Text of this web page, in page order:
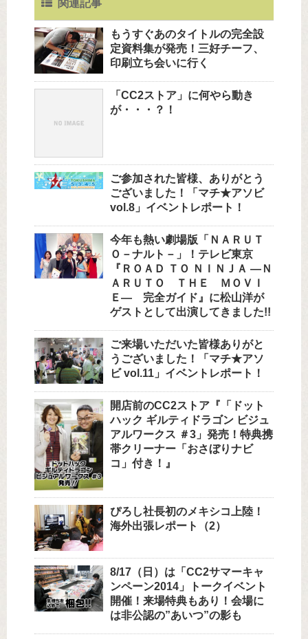
関連記事
もうすぐあのタイトルの完全設
定資料集が発売！三好チーフ、
印刷立ち会いに行く
「CC2ストア」に何やら動き
が・・・？！
ご参加された皆様、ありがとう
ございました！「マチ★アソビ
vol.8」イベントレポート！
今年も熱い劇場版「ＮＡＲＵＴ
Ｏ－ナルト－」！テレビ東京
『ＲＯＡＤ ＴＯ ＮＩＮＪＡ —Ｎ
ＡＲＵＴＯ ＴＨＥ ＭＯＶＩ
Ｅ— 完全ガイド』に松山洋が
ゲストとして出演してきました!!
ご来場いただいた皆様ありがと
うございました！「マチ★アソ
ビ vol.11」イベントレポート！
開店前のCC2ストア『「ドット
ハック ギルティドラゴン ビジュ
アルワークス ＃3」発売！特典携
帯クリーナー「おさぼりナビ
コ」付き！』
ぴろし社長初のメキシコ上陸！
海外出張レポート（2）
8/17（日）は「CC2サマーキャ
ンペーン2014」トークイベント
開催！来場特典もあり！会場に
は非公認の”あいつ”の影も